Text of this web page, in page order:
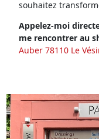
souhaitez
Appelez-moi
me rencontrer au
Auber 78110 Le